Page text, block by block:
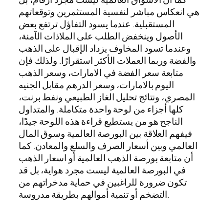
هي انعكاس مباشر لنفسية المستثمرين وتوقعاتهم
المستقبلية. عندما يسود التفاؤل ترتفع بعض
الأصول وينخفض الطلب على الملاذات الآمنة،
وعندما تسود المخاوف يزداد الإقبال على الذهب
والفضة وربما العملات الأكثر استقرارًا. ولذلك فإن
متابعة سعر الفضة في الامارات، وسعر الذهب
اليوم بالامارات، وسعر الدرهم مقابل الجنيه
المصري، ونتائج تحليل الغاز الطبيعي ونفط برنت،
كلها أجزاء من لوحة واحدة متكاملة. والمتداول
الناجح هو من يستطيع قراءة هذه اللوحة جيدًا،
فيفهم العلاقة بين البورصة العالمية وسوق المال
العالمي وبين أسعار الصرف والسلع والمعادن. كما
أن متابعة بورصة الذهب العالمية أو اسعار الذهب
في البورصة العالمية ليست مجرد هواية، بل قد
تكون ضرورة للراغبين في حماية مدخراتهم من
التضخم أو تنمية أموالهم بطريقة مدروسة.